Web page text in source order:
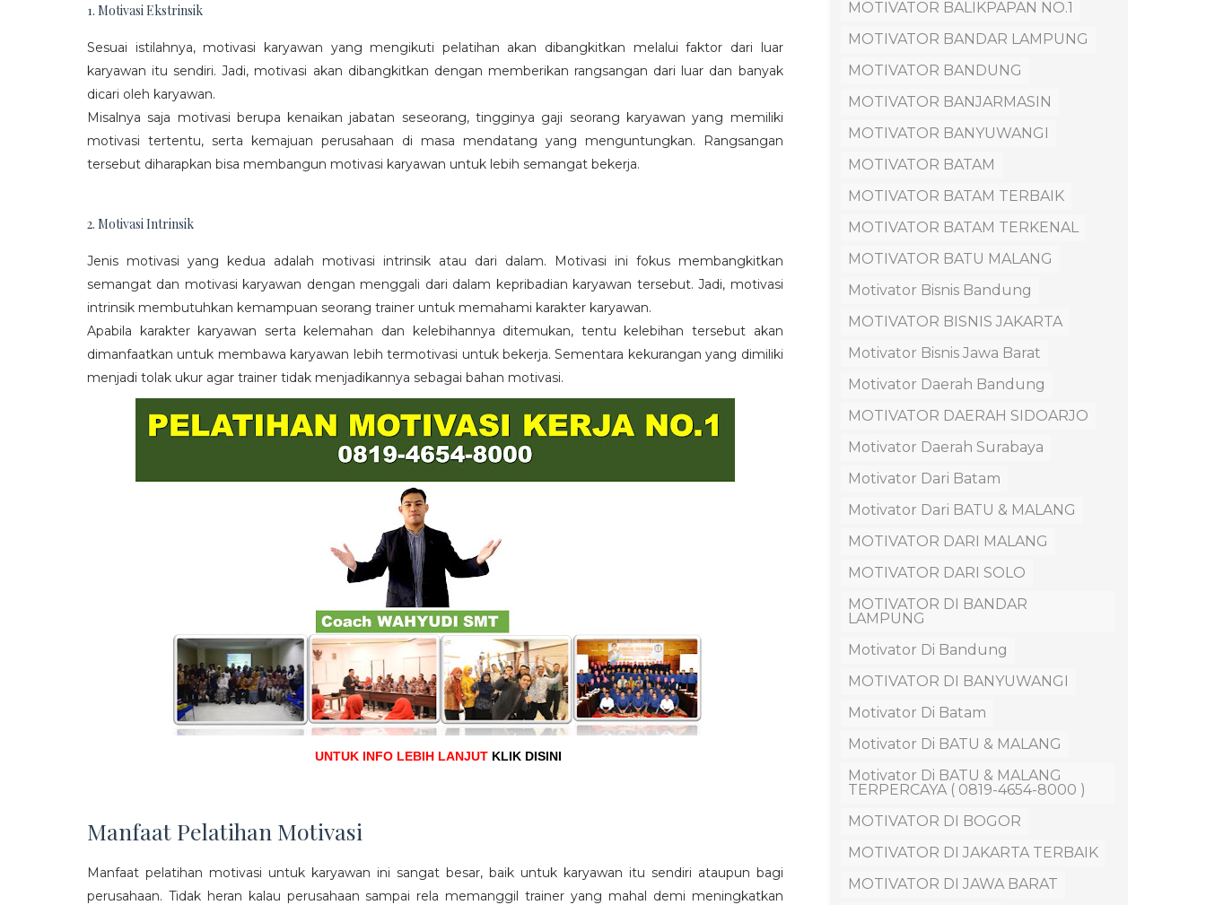
1. Motivasi Ekstrinsik
Sesuai istilahnya, motivasi karyawan yang mengikuti pelatihan akan dibangkitkan melalui faktor dari luar
karyawan itu sendiri. Jadi, motivasi akan dibangkitkan dengan memberikan rangsangan dari luar dan banyak
dicari oleh karyawan.
Misalnya saja motivasi berupa kenaikan jabatan seseorang, tingginya gaji seorang karyawan yang memiliki
motivasi tertentu, serta kemajuan perusahaan di masa mendatang yang menguntungkan. Rangsangan
tersebut diharapkan bisa membangun motivasi karyawan untuk lebih semangat bekerja.
2. Motivasi Intrinsik
Jenis motivasi yang kedua adalah motivasi intrinsik atau dari dalam. Motivasi ini fokus membangkitkan
semangat dan motivasi karyawan dengan menggali dari dalam kepribadian karyawan tersebut. Jadi, motivasi
intrinsik membutuhkan kemampuan seorang trainer untuk memahami karakter karyawan.
Apabila karakter karyawan serta kelemahan dan kelebihannya ditemukan, tentu kelebihan tersebut akan
dimanfaatkan untuk membawa karyawan lebih termotivasi untuk bekerja. Sementara kekurangan yang dimiliki
menjadi tolak ukur agar trainer tidak menjadikannya sebagai bahan motivasi.
UNTUK INFO LEBIH LANJUT KLIK DISINI
Manfaat Pelatihan Motivasi
Manfaat pelatihan motivasi untuk karyawan ini sangat besar, baik untuk karyawan itu sendiri ataupun bagi
perusahaan. Tidak heran kalau perusahaan sampai rela memanggil trainer yang mahal demi meningkatkan
MOTIVATOR BALIKPAPAN NO.1
MOTIVATOR BANDAR LAMPUNG
MOTIVATOR BANDUNG
MOTIVATOR BANJARMASIN
MOTIVATOR BANYUWANGI
MOTIVATOR BATAM
MOTIVATOR BATAM TERBAIK
MOTIVATOR BATAM TERKENAL
MOTIVATOR BATU MALANG
Motivator Bisnis Bandung
MOTIVATOR BISNIS JAKARTA
Motivator Bisnis Jawa Barat
Motivator Daerah Bandung
MOTIVATOR DAERAH SIDOARJO
Motivator Daerah Surabaya
Motivator Dari Batam
Motivator Dari BATU & MALANG
MOTIVATOR DARI MALANG
MOTIVATOR DARI SOLO
MOTIVATOR DI BANDAR
LAMPUNG
Motivator Di Bandung
MOTIVATOR DI BANYUWANGI
Motivator Di Batam
Motivator Di BATU & MALANG
Motivator Di BATU & MALANG
TERPERCAYA ( 0819-4654-8000 )
MOTIVATOR DI BOGOR
MOTIVATOR DI JAKARTA TERBAIK
MOTIVATOR DI JAWA BARAT